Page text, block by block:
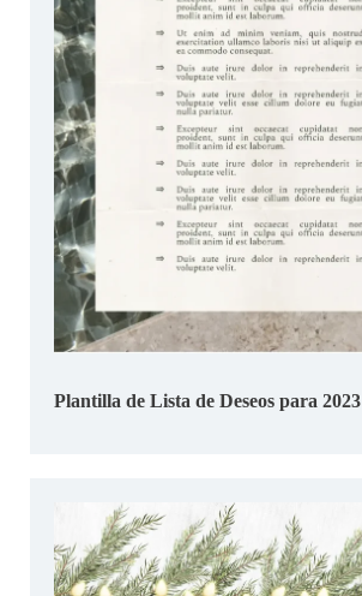
Plantilla de Lista de Deseos para 2023